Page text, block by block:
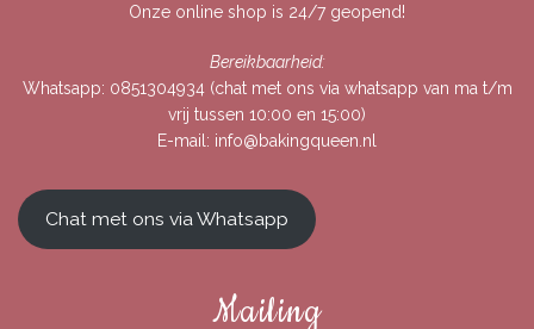
Onze online shop is 24/7 geopend!
Bereikbaarheid:
Whatsapp: 0851304934(chat met ons via whatsapp van ma t/m
vrij tussen 10:00 en 15:00)
E-mail: info@bakingqueen.nl
Chat met ons via Whatsapp
Mailing